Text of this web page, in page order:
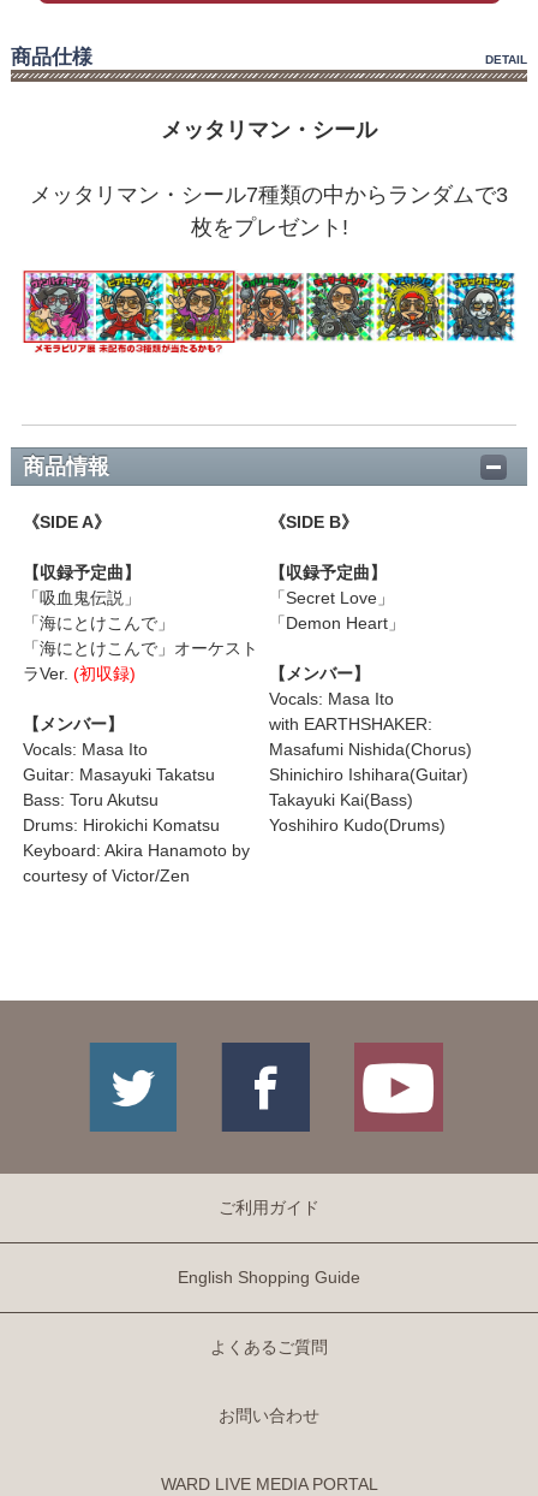
商品仕様 DETAIL
メッタリマン・シール
メッタリマン・シール7種類の中からランダムで3
枚をプレゼント!
商品情報
《SIDE A》
【収録予定曲】
「吸血鬼伝説」
「海にとけこんで」
「海にとけこんで」オーケスト
ラVer. (初収録)
【メンバー】
Vocals: Masa Ito
Guitar: Masayuki Takatsu
Bass: Toru Akutsu
Drums: Hirokichi Komatsu
Keyboard: Akira Hanamoto by
courtesy of Victor/Zen
《SIDE B》
【収録予定曲】
「Secret Love」
「Demon Heart」
【メンバー】
Vocals: Masa Ito
with EARTHSHAKER:
Masafumi Nishida(Chorus)
Shinichiro Ishihara(Guitar)
Takayuki Kai(Bass)
Yoshihiro Kudo(Drums)
ご利用ガイド
English Shopping Guide
よくあるご質問
お問い合わせ
WARD LIVE MEDIA PORTAL